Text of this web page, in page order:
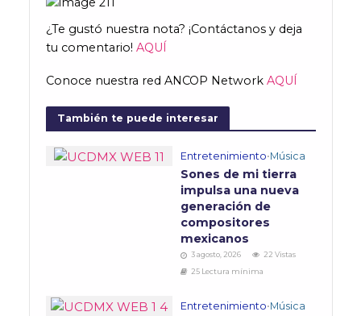
¿Te gustó nuestra nota? ¡Contáctanos y deja
tu comentario! AQUÍ
Conoce nuestra red ANCOP Network AQUÍ
También te puede interesar
Entretenimiento•Música
Sones de mi tierra
impulsa una nueva
generación de
compositores
mexicanos
3 agosto, 2026
22 Vistas
25 Lectura mínima
Entretenimiento•Música